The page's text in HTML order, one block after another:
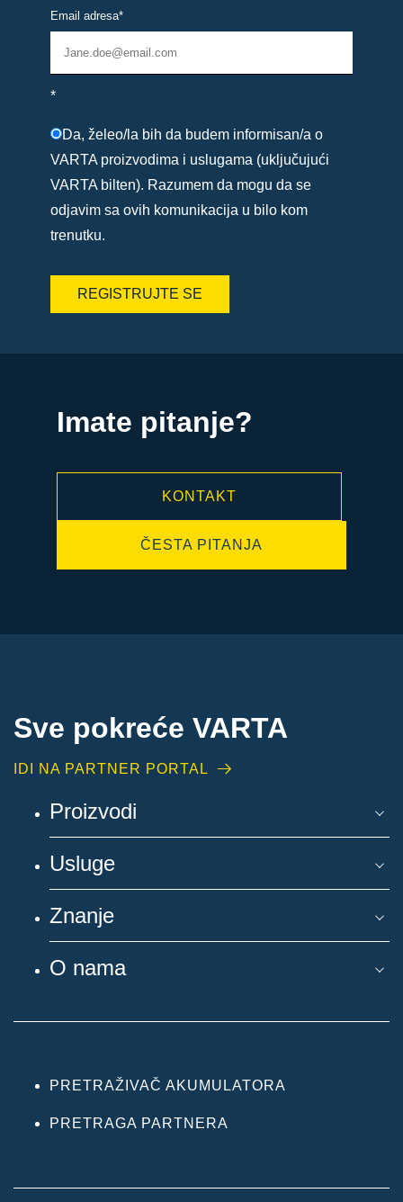
Email adresa*
*
Da, želeo/la bih da budem informisan/a o
VARTA proizvodima i uslugama (uključujući
VARTA bilten). Razumem da mogu da se
odjavim sa ovih komunikacija u bilo kom
trenutku.
Imate pitanje?
KONTAKT
ČESTA PITANJA
Sve pokreće VARTA
IDI NA PARTNER PORTAL
Proizvodi
Usluge
Znanje
O nama
PRETRAŽIVAČ AKUMULATORA
PRETRAGA PARTNERA